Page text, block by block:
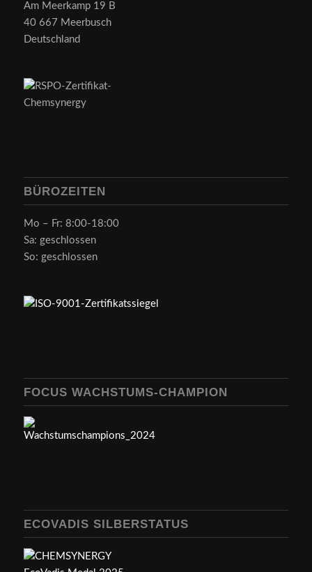
Am Meerkamp 19 B
40 667 Meerbusch
Deutschland
BÜROZEITEN
Mo – Fr: 8:00-18:00
Sa: geschlossen
So: geschlossen
FOCUS WACHSTUMS-CHAMPION
ECOVADIS SILBERSTATUS